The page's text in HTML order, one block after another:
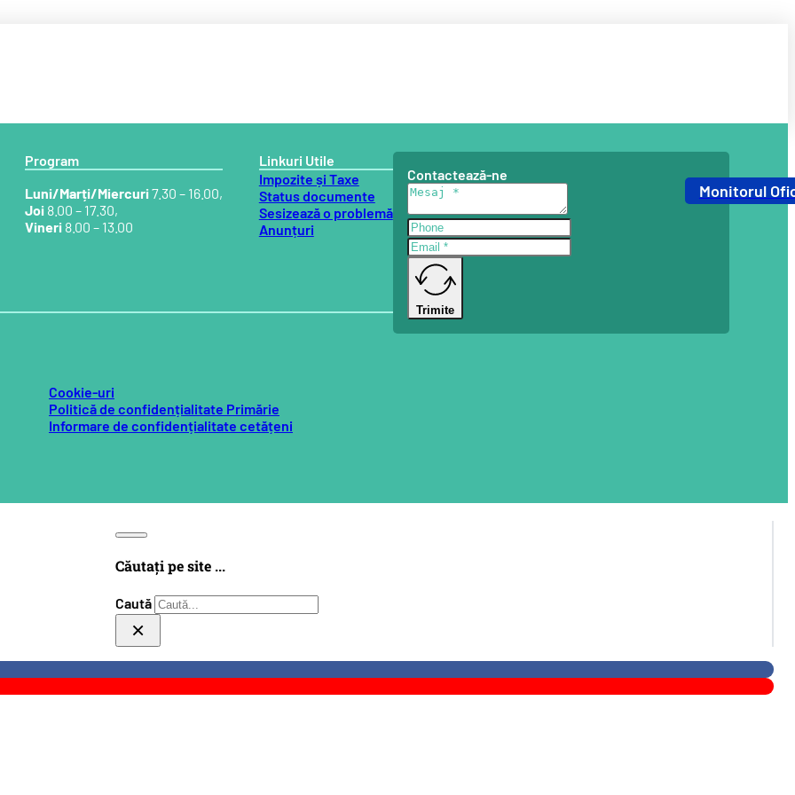
Căutați pe site ...
Caută
×
Monitorul
Program
Luni/Marți/Miercuri7.30 – 16.00,
Joi8.00 – 17.30,
Vineri8.00 – 13.00
Linkuri Utile
Impozite și Taxe
Status documente
Sesizează o problemă
Anunțuri
Cookie-uri
Politică de confidențialitate Primărie
Informare de confidențialitate cetățeni
Contactează-ne
Trimite